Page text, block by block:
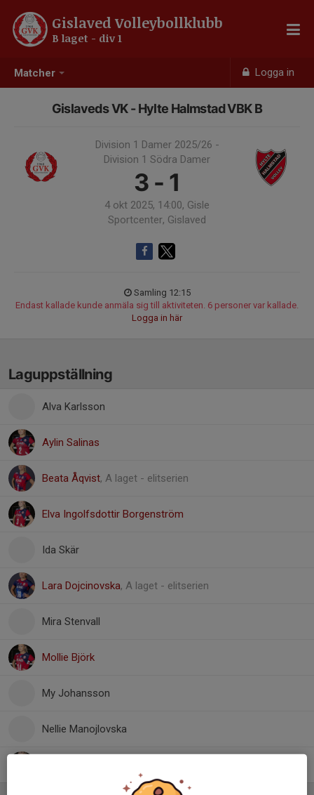
Matcher Logga in
Gislaved Volleybollklubb
B laget - div 1
Gislaveds VK - Hylte Halmstad VBK B
Division 1 Damer 2025/26 -
Division 1 Södra Damer
3 - 1
4 okt 2025, 14:00, Gisle
Sportcenter, Gislaved
Samling 12:15
Endast kallade kunde anmäla sig till aktiviteten. 6 personer var kallade.
Logga in här
Laguppställning
Alva Karlsson
Aylin Salinas
Beata Åqvist, A laget - elitserien
Elva Ingolfsdottir Borgenström
Ida Skär
Lara Dojcinovska, A laget - elitserien
Mira Stenvall
Mollie Björk
My Johansson
Nellie Manojlovska